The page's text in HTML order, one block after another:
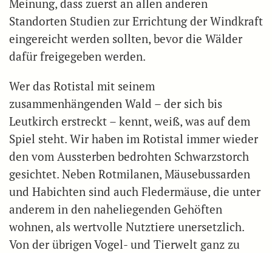
Meinung, dass zuerst an allen anderen
Standorten Studien zur Errichtung der Windkraft
eingereicht werden sollten, bevor die Wälder
dafür freigegeben werden.
Wer das Rotistal mit seinem
zusammenhängenden Wald – der sich bis
Leutkirch erstreckt – kennt, weiß, was auf dem
Spiel steht. Wir haben im Rotistal immer wieder
den vom Aussterben bedrohten Schwarzstorch
gesichtet. Neben Rotmilanen, Mäusebussarden
und Habichten sind auch Fledermäuse, die unter
anderem in den naheliegenden Gehöften
wohnen, als wertvolle Nutztiere unersetzlich.
Von der übrigen Vogel- und Tierwelt ganz zu